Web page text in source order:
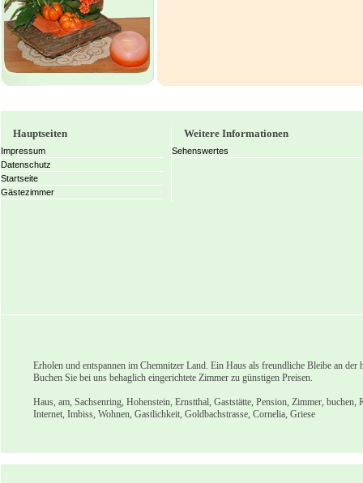
Hauptseiten
Impressum
Datenschutz
Startseite
Gästezimmer
Weitere Informationen
Sehenswertes
Erholen und entspannen im Chemnitzer Land. Ein Haus als freundliche Bleibe an
Buchen Sie bei uns behaglich eingerichtete Zimmer zu günstigen Preisen.
Haus, am, Sachsenring, Hohenstein, Ernstthal, Gaststätte, Pension, Zimmer,
Internet, Imbiss, Wohnen, Gastlichkeit, Goldbachstrasse, Cornelia, Griese